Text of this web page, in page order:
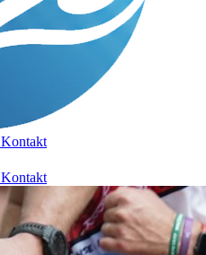
Kontakt
Kontakt